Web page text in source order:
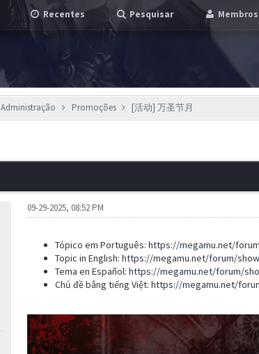
Recentes Pesquisar Membros
Administração Promoções [活动] 万圣节月
09-29-2025, 08:52 PM
Tópico em Português: https://megamu.net/
Topic in English: https://megamu.net/forum/
Tema en Español: https://megamu.net/forum/
Chủ đề bằng tiếng Việt: https://megamu.net/